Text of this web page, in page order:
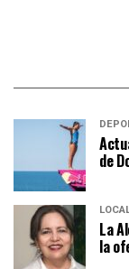
de
La
la